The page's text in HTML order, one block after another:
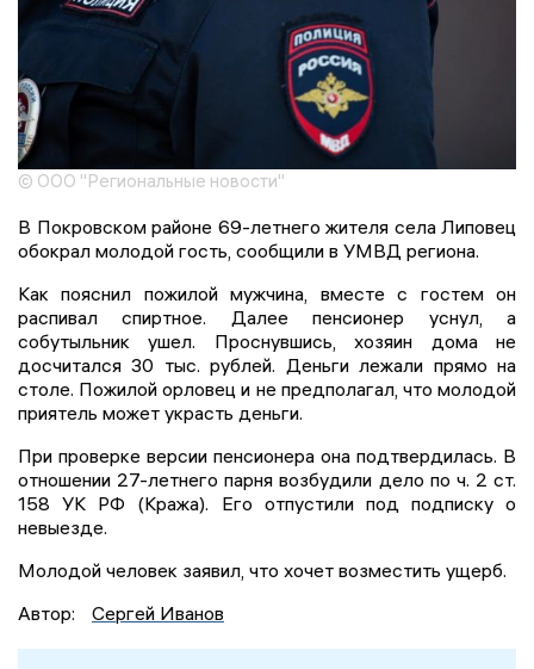
© ООО "Региональные новости"
В Покровском районе 69-летнего жителя села Липовец
обокрал молодой гость, сообщили в УМВД региона.
Как пояснил пожилой мужчина, вместе с гостем он
распивал спиртное. Далее пенсионер уснул, а
собутыльник ушел. Проснувшись, хозяин дома не
досчитался 30 тыс. рублей. Деньги лежали прямо на
столе. Пожилой орловец и не предполагал, что молодой
приятель может украсть деньги.
При проверке версии пенсионера она подтвердилась. В
отношении 27-летнего парня возбудили дело по ч. 2 ст.
158 УК РФ (Кража). Его отпустили под подписку о
невыезде.
Молодой человек заявил, что хочет возместить ущерб.
Автор:
Сергей Иванов